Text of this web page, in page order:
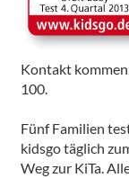
Kontakt
100.
Fünf Familien
kidsgo täglich
Weg zur KiTa.